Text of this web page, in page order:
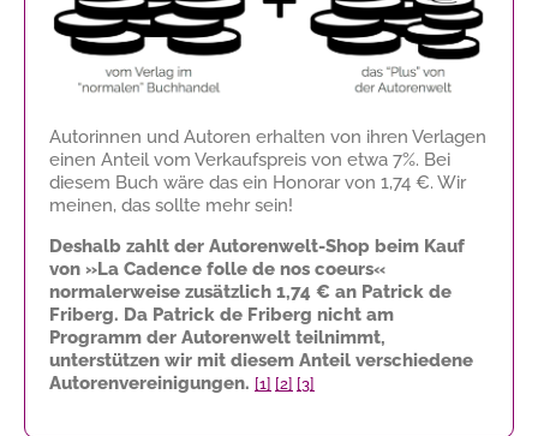
Autorinnen und Autoren erhalten von ihren Verlagen
einen Anteil vom Verkaufspreis von etwa 7%. Bei
diesem Buch wäre das ein Honorar von 1,74 €. Wir
meinen, das sollte mehr sein!
Deshalb zahlt der Autorenwelt-Shop beim Kauf
von »La Cadence folle de nos coeurs«
normalerweise zusätzlich 1,74 € an Patrick de
Friberg. Da Patrick de Friberg nicht am
Programm der Autorenwelt teilnimmt,
unterstützen wir mit diesem Anteil verschiedene
Autorenvereinigungen. [1] [2] [3]